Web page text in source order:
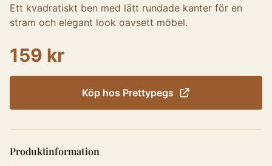
Ett kvadratiskt ben med lätt rundade kanter för en
stram och elegant look oavsett möbel.
159 kr
Köp hos Prettypegs
Produktinformation